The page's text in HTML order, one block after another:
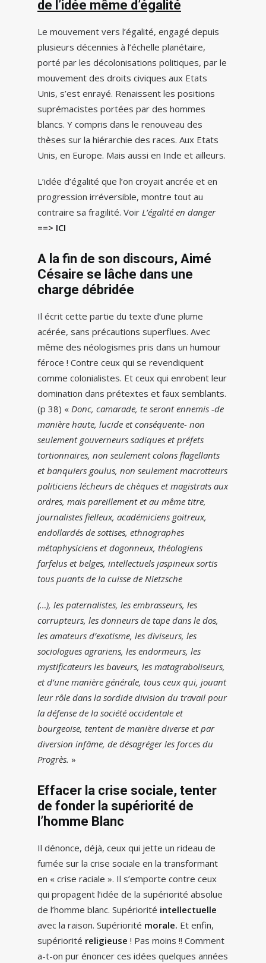
de l’idée même d’égalité
Le mouvement vers l’égalité, engagé depuis
plusieurs décennies à l’échelle planétaire,
porté par les décolonisations politiques, par le
mouvement des droits civiques aux Etats
Unis, s’est enrayé. Renaissent les positions
suprémacistes portées par des hommes
blancs. Y compris dans le renouveau des
thèses sur la hiérarchie des races. Aux Etats
Unis, en Europe. Mais aussi en Inde et ailleurs.
L’idée d’égalité que l’on croyait ancrée et en
progression irréversible, montre tout au
contraire sa fragilité. Voir L’égalité en danger
==> ICI
A la fin de son discours, Aimé
Césaire se lâche dans une
charge débridée
Il écrit cette partie du texte d’une plume
acérée, sans précautions superflues. Avec
même des néologismes pris dans un humour
féroce ! Contre ceux qui se revendiquent
comme colonialistes. Et ceux qui enrobent leur
domination dans prétextes et faux semblants.
(p 38) « Donc, camarade, te seront ennemis -de
manière haute, lucide et conséquente- non
seulement gouverneurs sadiques et préfets
tortionnaires, non seulement colons flagellants
et banquiers goulus, non seulement macrotteurs
politiciens lécheurs de chèques et magistrats aux
ordres, mais pareillement et au même titre,
journalistes fielleux, académiciens goitreux,
endollardés de sottises, ethnographes
métaphysiciens et dogonneux, théologiens
farfelus et belges, intellectuels jaspineux sortis
tous puants de la cuisse de Nietzsche
(…), les paternalistes, les embrasseurs, les
corrupteurs, les donneurs de tape dans le dos,
les amateurs d’exotisme, les diviseurs, les
sociologues agrariens, les endormeurs, les
mystificateurs les baveurs, les matagraboliseurs,
et d’une manière générale, tous ceux qui, jouant
leur rôle dans la sordide division du travail pour
la défense de la société occidentale et
bourgeoise, tentent de manière diverse et par
diversion infâme, de désagréger les forces du
Progrès. »
Effacer la crise sociale, tenter
de fonder la supériorité de
l’homme Blanc
Il dénonce, déjà, ceux qui jette un rideau de
fumée sur la crise sociale en la transformant
en « crise raciale ». Il s’emporte contre ceux
qui propagent l’idée de la supériorité absolue
de l’homme blanc. Supériorité intellectuelle
avec la raison. Supériorité morale. Et enfin,
supériorité religieuse ! Pas moins !! Comment
a-t-on pur énoncer ces idées quelques années